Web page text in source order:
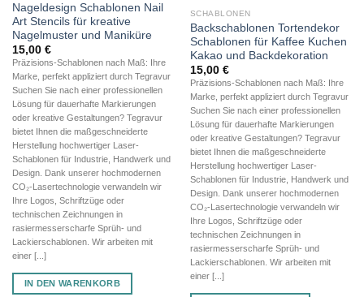
Nageldesign Schablonen Nail
Art Stencils für kreative
Nagelmuster und Maniküre
15,00 €
Präzisions-Schablonen nach Maß: Ihre
Marke, perfekt appliziert durch Tegravur
Suchen Sie nach einer professionellen
Lösung für dauerhafte Markierungen
oder kreative Gestaltungen? Tegravur
bietet Ihnen die maßgeschneiderte
Herstellung hochwertiger Laser-
Schablonen für Industrie, Handwerk und
Design. Dank unserer hochmodernen
CO₂-Lasertechnologie verwandeln wir
Ihre Logos, Schriftzüge oder
technischen Zeichnungen in
rasiermesserscharfe Sprüh- und
Lackierschablonen. Wir arbeiten mit
einer [...]
IN DEN WARENKORB
SCHABLONEN
Backschablonen Tortendekor
Schablonen für Kaffee Kuchen
Kakao und Backdekoration
15,00 €
Präzisions-Schablonen nach Maß: Ihre
Marke, perfekt appliziert durch Tegravur
Suchen Sie nach einer professionellen
Lösung für dauerhafte Markierungen
oder kreative Gestaltungen? Tegravur
bietet Ihnen die maßgeschneiderte
Herstellung hochwertiger Laser-
Schablonen für Industrie, Handwerk und
Design. Dank unserer hochmodernen
CO₂-Lasertechnologie verwandeln wir
Ihre Logos, Schriftzüge oder
technischen Zeichnungen in
rasiermesserscharfe Sprüh- und
Lackierschablonen. Wir arbeiten mit
einer [...]